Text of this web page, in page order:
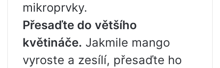
mikroprvky.
Přesaďte do většího
květináče. Jakmile mango
vyroste a zesílí, přesaďte ho